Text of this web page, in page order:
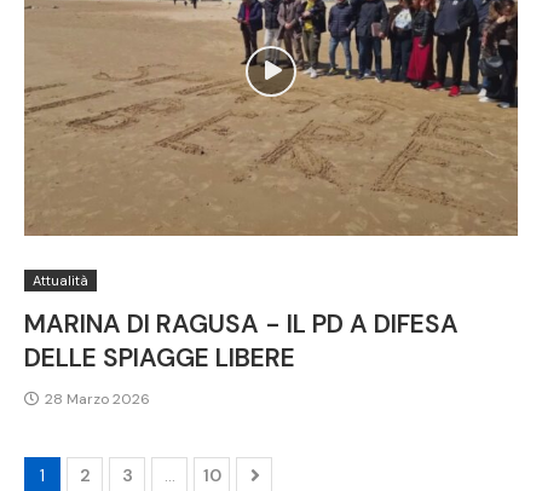
Attualità
MARINA DI RAGUSA - IL PD A DIFESA
DELLE SPIAGGE LIBERE
28 Marzo 2026
1 2 3 … 10